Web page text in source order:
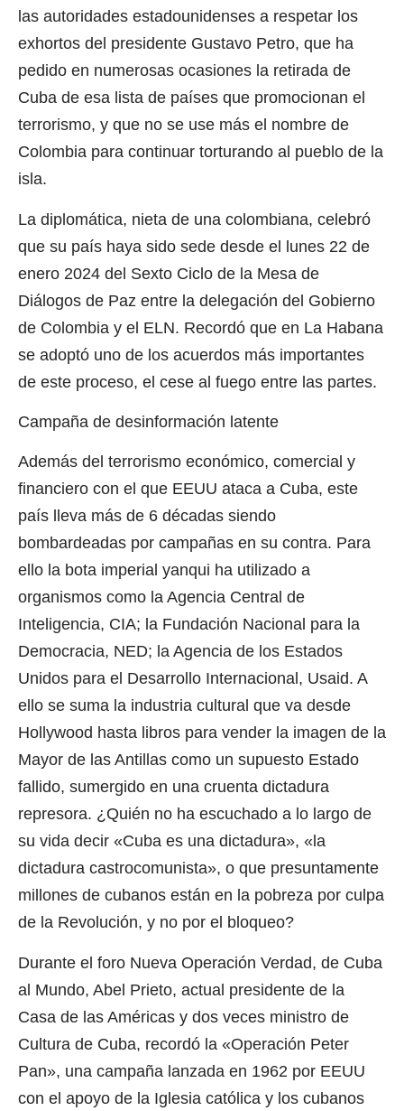
las autoridades estadounidenses a respetar los
exhortos del presidente Gustavo Petro, que ha
pedido en numerosas ocasiones la retirada de
Cuba de esa lista de países que promocionan el
terrorismo, y que no se use más el nombre de
Colombia para continuar torturando al pueblo de la
isla.
La diplomática, nieta de una colombiana, celebró
que su país haya sido sede desde el lunes 22 de
enero 2024 del Sexto Ciclo de la Mesa de
Diálogos de Paz entre la delegación del Gobierno
de Colombia y el ELN. Recordó que en La Habana
se adoptó uno de los acuerdos más importantes
de este proceso, el cese al fuego entre las partes.
Campaña de desinformación latente
Además del terrorismo económico, comercial y
financiero con el que EEUU ataca a Cuba, este
país lleva más de 6 décadas siendo
bombardeadas por campañas en su contra. Para
ello la bota imperial yanqui ha utilizado a
organismos como la Agencia Central de
Inteligencia, CIA; la Fundación Nacional para la
Democracia, NED; la Agencia de los Estados
Unidos para el Desarrollo Internacional, Usaid. A
ello se suma la industria cultural que va desde
Hollywood hasta libros para vender la imagen de la
Mayor de las Antillas como un supuesto Estado
fallido, sumergido en una cruenta dictadura
represora. ¿Quién no ha escuchado a lo largo de
su vida decir «Cuba es una dictadura», «la
dictadura castrocomunista», o que presuntamente
millones de cubanos están en la pobreza por culpa
de la Revolución, y no por el bloqueo?
Durante el foro Nueva Operación Verdad, de Cuba
al Mundo, Abel Prieto, actual presidente de la
Casa de las Américas y dos veces ministro de
Cultura de Cuba, recordó la «Operación Peter
Pan», una campaña lanzada en 1962 por EEUU
con el apoyo de la Iglesia católica y los cubanos